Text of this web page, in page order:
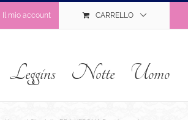
Il mio account CARRELLO
Leggins Notte Uomo